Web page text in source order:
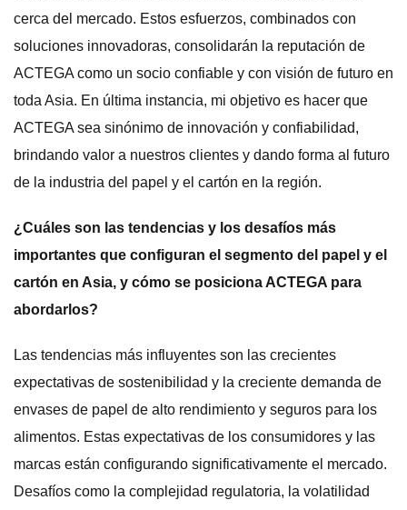
cerca del mercado. Estos esfuerzos, combinados con
soluciones innovadoras, consolidarán la reputación de
ACTEGA como un socio confiable y con visión de futuro en
toda Asia. En última instancia, mi objetivo es hacer que
ACTEGA sea sinónimo de innovación y confiabilidad,
brindando valor a nuestros clientes y dando forma al futuro
de la industria del papel y el cartón en la región.
¿Cuáles son las tendencias y los desafíos más
importantes que configuran el segmento del papel y el
cartón en Asia, y cómo se posiciona ACTEGA para
abordarlos?
Las tendencias más influyentes son las crecientes
expectativas de sostenibilidad y la creciente demanda de
envases de papel de alto rendimiento y seguros para los
alimentos. Estas expectativas de los consumidores y las
marcas están configurando significativamente el mercado.
Desafíos como la complejidad regulatoria, la volatilidad